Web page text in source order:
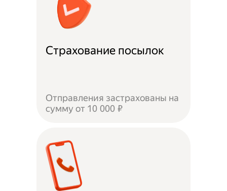
Страхование посылок
Отправления застрахованы на
сумму от 10 000 ₽